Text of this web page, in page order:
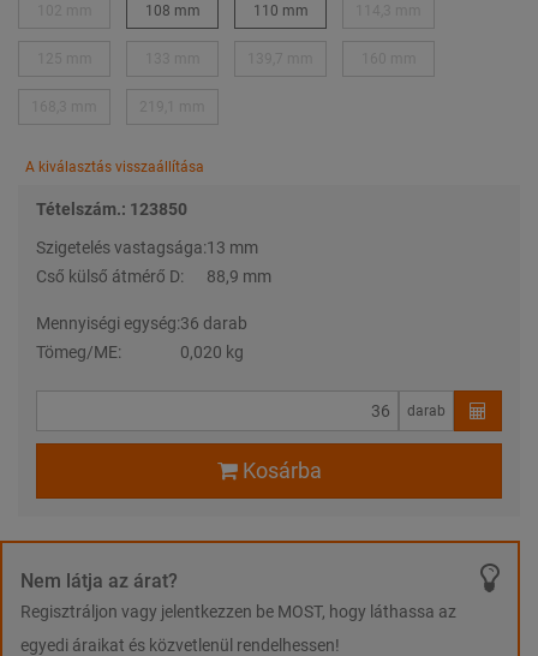
108 mm 110 mm
A kiválasztás visszaállítása
Tételszám.: 123850
Szigetelés vastagsága:13 mm
Cső külső átmérő D:
88,9 mm
Mennyiségi egység:36 darab
Tömeg/ME:
0,020 kg
darab
Kosárba
Nem látja az árat?
Regisztráljon vagy jelentkezzen be MOST, hogy láthassa az
egyedi áraikat és közvetlenül rendelhessen!